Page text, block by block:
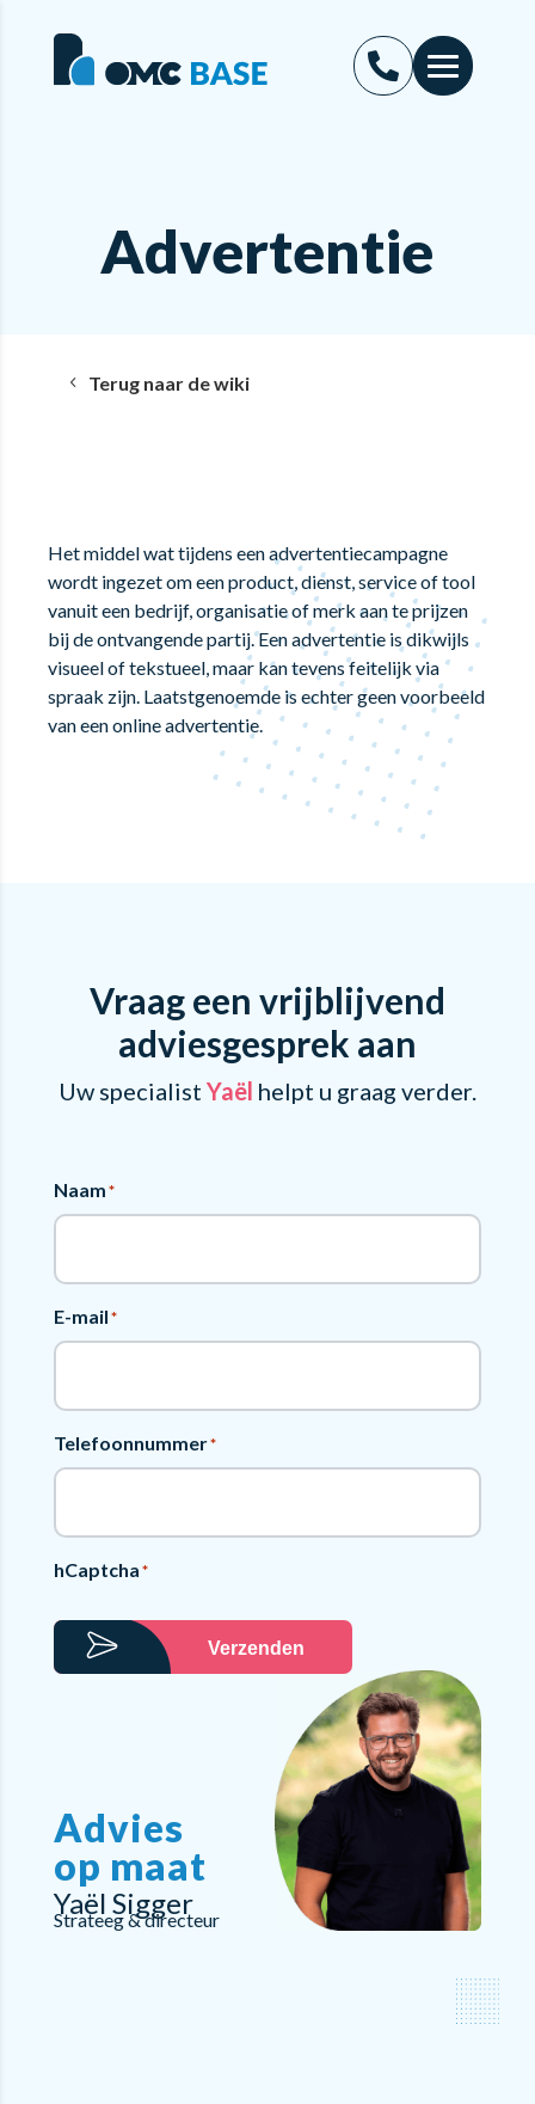
Advertentie
Terug naar de wiki
Het middel wat tijdens een advertentiecampagne
wordt ingezet om een product, dienst, service of tool
vanuit een bedrijf, organisatie of merk aan te prijzen
bij de ontvangende partij. Een advertentie is dikwijls
visueel of tekstueel, maar kan tevens feitelijk via
spraak zijn. Laatstgenoemde is echter geen voorbeeld
van een online advertentie.
Vraag een vrijblijvend
adviesgesprek aan
Uw specialist Yaël helpt u graag verder.
Naam*
E-mail*
Telefoonnummer*
hCaptcha*
Verzenden
Advies
op maat
Yaël Sigger
Strateeg & directeur